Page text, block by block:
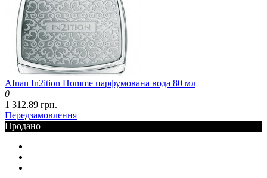
Afnan In2ition Homme парфумована вода 80 мл
0
1 312.89 грн.
Передзамовлення
Продано